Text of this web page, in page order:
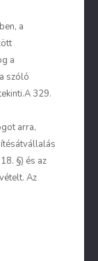
a
a
szóló
329.
arra,
§) és az
Az